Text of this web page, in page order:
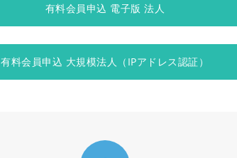
有料会員申込 電子版 法人
有料会員申込 大規模法人（IPアドレス認証）